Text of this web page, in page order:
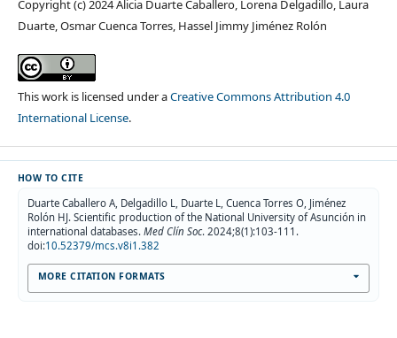
Copyright (c) 2024 Alicia Duarte Caballero, Lorena Delgadillo, Laura
Duarte, Osmar Cuenca Torres, Hassel Jimmy Jiménez Rolón
This work is licensed under aCreative Commons Attribution 4.0
International License.
HOW TO CITE
Duarte Caballero A, Delgadillo L, Duarte L, Cuenca Torres O, Jiménez
Rolón HJ. Scientific production of the National University of Asunción in
international databases.Med Clín Soc. 2024;8(1):103-111.
doi:10.52379/mcs.v8i1.382
MORE CITATION FORMATS